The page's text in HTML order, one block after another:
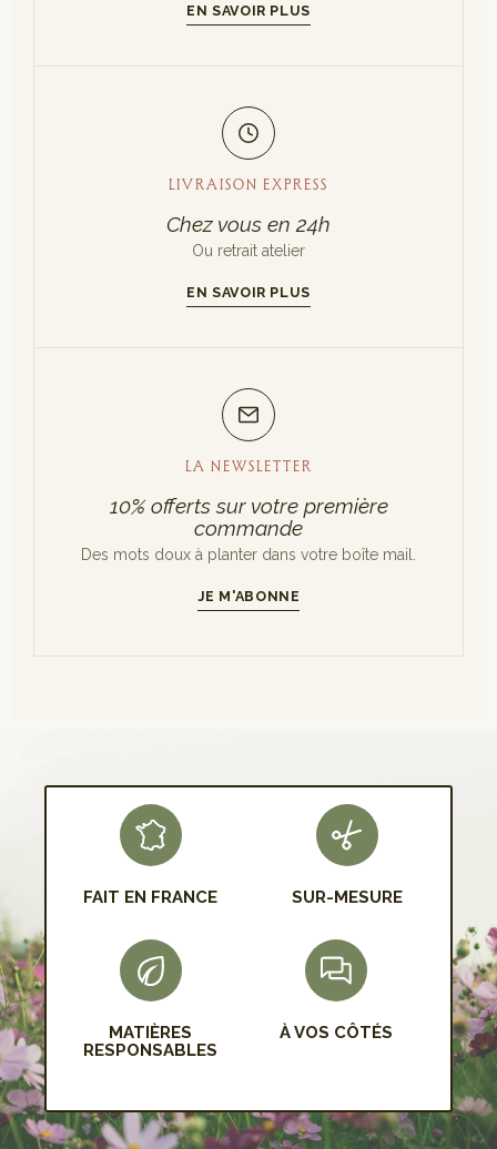
EN SAVOIR PLUS
LIVRAISON EXPRESS
Chez vous en 24h
Ou retrait atelier
EN SAVOIR PLUS
LA NEWSLETTER
10% offerts sur votre première
commande
Des mots doux à planter dans votre boîte mail.
JE M'ABONNE
S'INSCRIRE
FAIT EN FRANCE SUR-MESURE
MATIÈRES
RESPONSABLES
À VOS CÔTÉS